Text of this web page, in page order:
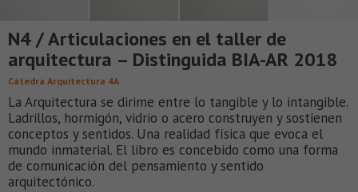
N4 / Articulaciones en el taller de
arquitectura – Distinguida BIA-AR 2018
Cátedra Arquitectura 4A
La Arquitectura se dirime entre lo tangible y lo intangible.
Ladrillos, hormigón, vidrio o acero construyen y sostienen
conceptos y sentidos. Una realidad física que evoca el
mundo inmaterial. El libro es concebido como una forma
de comunicación del pensamiento y sentido
arquitectónico.